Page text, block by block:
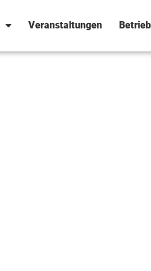
Veranstaltungen